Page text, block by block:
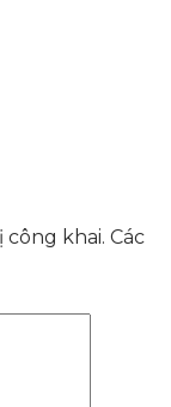
công khai. Các